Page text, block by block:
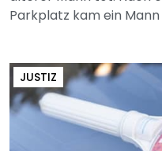
Parkplatz kam ein Mann
JUSTIZ